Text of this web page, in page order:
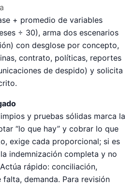
+ promedio de variables
÷ 30), arma dos escenarios
con desglose por concepto,
contrato, políticas, reportes
de despido) y solicita
y pruebas sólidas marca la
“lo que hay” y cobrar lo que
exige cada proporcional; si es
indemnización completa y no
rápido: conciliación,
demanda. Para revisión